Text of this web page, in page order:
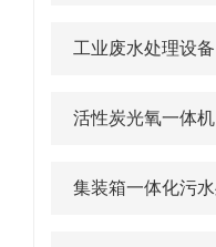
工业废水处理设备
活性炭光氧一体机